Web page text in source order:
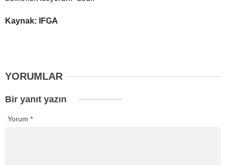
Kaynak: IFGA
YORUMLAR
Bir yanıt yazın
Yorum *